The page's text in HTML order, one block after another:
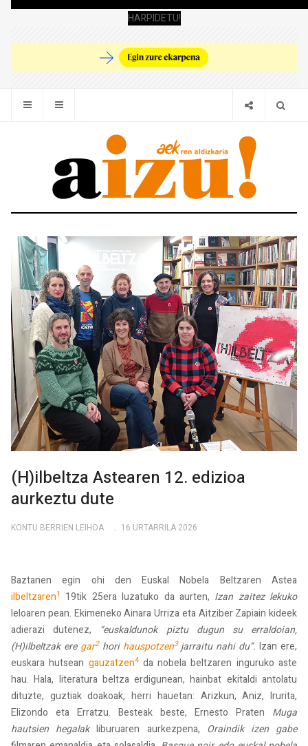
HARPIDETU!
(H)ilbeltza Astearen 12. edizioa
aurkeztu dute
KONTU BERRIEN LEIHOA 16 URTARRILA 2026
Baztanen egin ohi den Euskal Nobela Beltzaren Astea
ilbeltzaren1 19tik 25era luzatuko da aurten, Izan zaitez lekuko
leloaren pean. Ekimeneko Ainara Urriza eta Aitziber Zapiain kideek
adierazi dutenez, “euskaldunok piztu dugun su erraldoian,
(H)ilbeltzak ere gar2hori hauspotzen3jarraitu nahi du”. Izan ere,
euskara hutsean gauzatzen4da nobela beltzaren inguruko aste
hau. Hala, literatura beltza erdigunean, hainbat ekitaldi antolatu
dituzte, guztiak doakoak, herri hauetan: Arizkun, Aniz, Irurita,
Elizondo eta Erratzu. Besteak beste, Ernesto Praten Muga
hautsien hegalakliburuaren aurkezpena, Oraindik izen gabe